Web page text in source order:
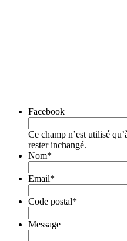
Facebook
Ce champ n’est utilisé
rester inchangé.
Nom*
Email*
Code postal*
Message